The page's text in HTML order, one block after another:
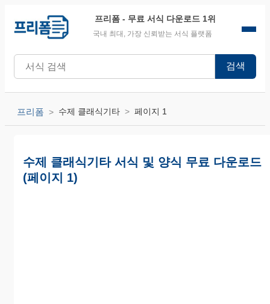
프리폼 - 무료 서식 다운로드 1위
국내 최대, 가장 신뢰받는 서식 플랫폼
검색
프리폼 수제 클래식기타 페이지 1
수제 클래식기타 서식 및 양식 무료 다운로드
(페이지 1)